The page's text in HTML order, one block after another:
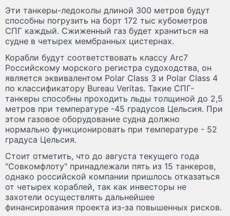
Эти танкеры-ледоколы длиной 300 метров будут
способны погрузить на борт 172 тыс кубометров
СПГ каждый. Сжиженный газ будет храниться на
судне в четырех мембранных цистернах.
Корабли будут соответствовать классу Arc7
Российскому морского регистра судоходства, он
является эквивалентом Polar Class 3 и Polar Class 4
по классификатору Bureau Veritas. Такие СПГ-
танкеры способны проходить льды толщиной до 2,5
метров при температуре -45 градусов Цельсия. При
этом газовое оборудование судна должно
нормально функционировать при температуре - 52
градуса Цельсия.
Стоит отметить, что до августа текущего года
"Совкомфлоту" принадлежали пять из 15 танкеров,
однако российской компании пришлось отказаться
от четырех кораблей, так как инвесторы не
захотели осуществлять дальнейшее
финансирования проекта из-за повышенных рисков.